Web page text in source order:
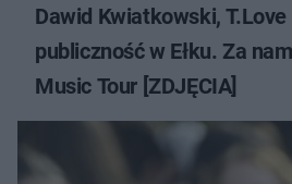
Dawid Kwiatkowski, T.Love
publiczność w Ełku. Za
Music Tour [ZDJĘCIA]